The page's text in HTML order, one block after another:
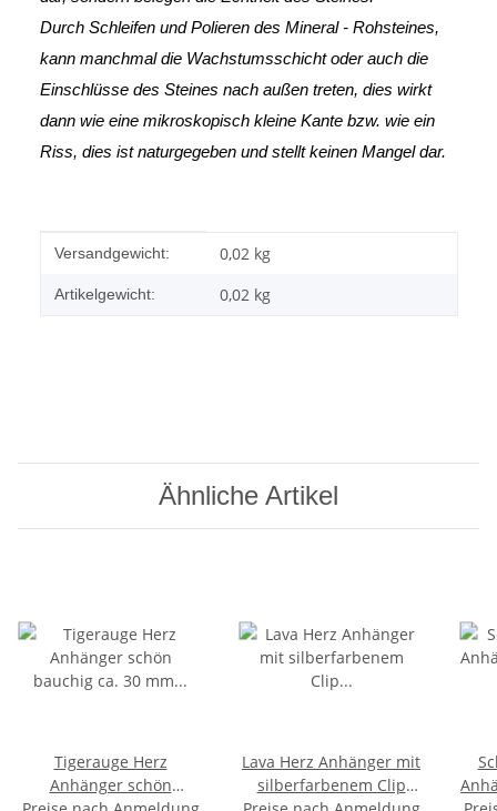
Durch Schleifen und Polieren des Mineral - Rohsteines,
kann manchmal die Wachstumsschicht oder auch die
Einschlüsse des Steines nach außen treten, dies wirkt
dann wie eine mikroskopisch kleine Kante bzw. wie ein
Riss, dies ist naturgegeben und stellt keinen Mangel dar.
Produkteigenschaft
Wert
Versandgewicht: 0,02 kg
Artikelgewicht: 0,02 kg
Ähnliche Artikel
Tigerauge Herz
Anhänger schön
Lava Herz Anhänger mit
silberfarbenem Clip